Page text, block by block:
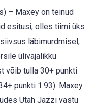
– Maxey on teinud
esitusi, olles tiimi üks
läbimurdmisel,
ülivajalikku
võib tulla 30+ punkti
punkti 1.93). Maxey
Utah Jazzi vastu